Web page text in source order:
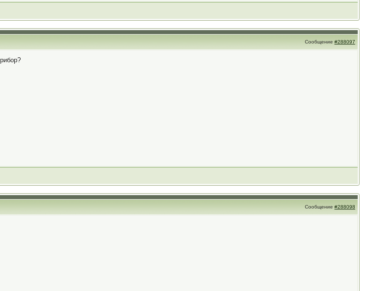
Сообщение #288097
Сообщение #288098